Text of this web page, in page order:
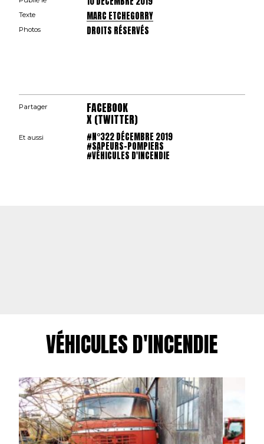
Texte MARC ETCHEGORRY
Photos DROITS RÉSERVÉS
Partager FACEBOOK
X (TWITTER)
Et aussi #N°322 DÉCEMBRE 2019
#SAPEURS-POMPIERS
#VÉHICULES D'INCENDIE
VÉHICULES D'INCENDIE